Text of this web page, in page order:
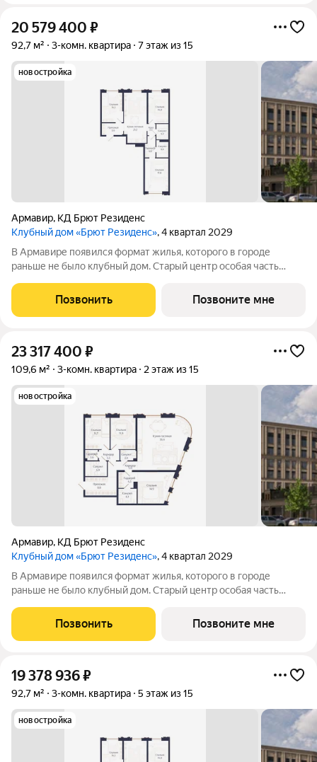
20 579 400 ₽
92,7 м² 3-комн. квартира 7 этаж из 15
новостройка
Армавир, КД Брют Резиденс
Клубный дом «Брют Резиденс», 4 квартал 2029
В Армавире появился формат жилья, которого в городе
раньше не было клубный дом. Старый центр особая часть
скверы, театр и школы в пешей доступности. Район, который
сформировался десятилетиями
Позвонить Позвоните мне
23 317 400 ₽
109,6 м² 3-комн. квартира 2 этаж из 15
новостройка
Армавир, КД Брют Резиденс
Клубный дом «Брют Резиденс», 4 квартал 2029
В Армавире появился формат жилья, которого в городе
раньше не было клубный дом. Старый центр особая часть
скверы, театр и школы в пешей доступности. Район, который
сформировался десятилетиями
Позвонить Позвоните мне
19 378 936₽
92,7 м² 3-комн. квартира 5 этаж из 15
новостройка